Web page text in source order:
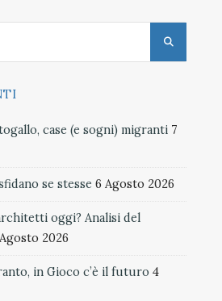
case (e sogni) migranti 7
se stesse 6 Agosto 2026
oggi? Analisi del
2026
in Gioco c’è il futuro 4